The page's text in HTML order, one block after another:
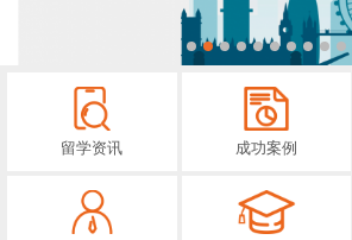
留学资讯 成功案例